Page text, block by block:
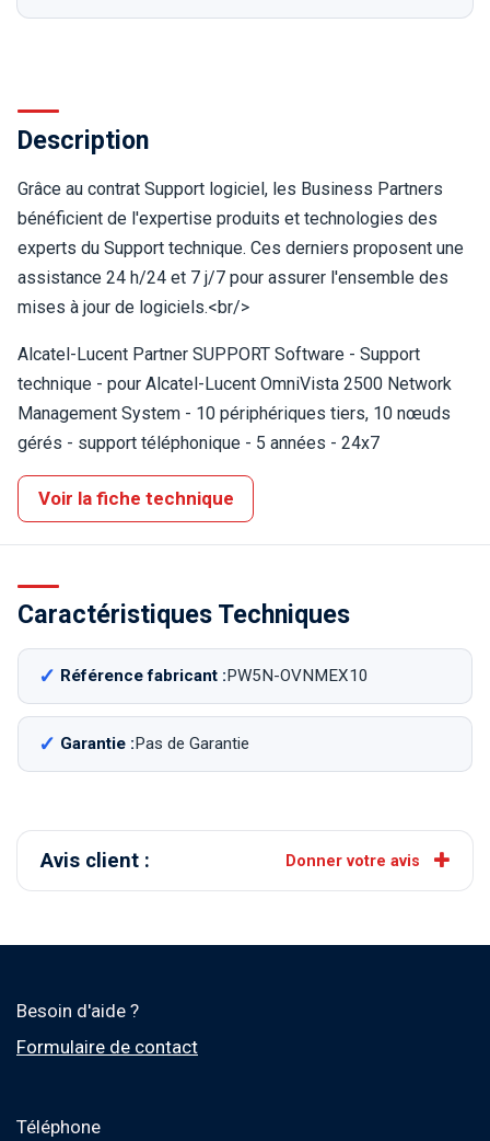
Description
Grâce au contrat Support logiciel, les Business Partners
bénéficient de l'expertise produits et technologies des
experts du Support technique. Ces derniers proposent une
assistance 24 h/24 et 7 j/7 pour assurer l'ensemble des
mises à jour de logiciels.<br/>
Alcatel-Lucent Partner SUPPORT Software - Support
technique - pour Alcatel-Lucent OmniVista 2500 Network
Management System - 10 périphériques tiers, 10 nœuds
gérés - support téléphonique - 5 années - 24x7
Voir la fiche technique
Caractéristiques Techniques
Référence fabricant :PW5N-OVNMEX10
Garantie :Pas de Garantie
Avis client : Donner votre avis
Besoin d'aide ?
Formulaire de contact
Téléphone